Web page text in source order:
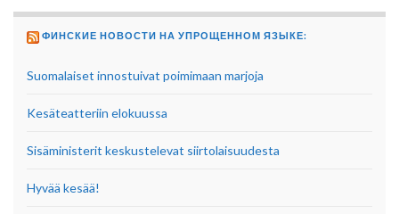
ФИНСКИЕ НОВОСТИ НА УПРОЩЕННОМ ЯЗЫКЕ:
Suomalaiset innostuivat poimimaan marjoja
Kesäteatteriin elokuussa
Sisäministerit keskustelevat siirtolaisuudesta
Hyvää kesää!